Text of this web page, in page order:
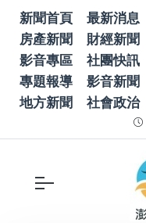
新聞首頁 最新消息
房產新聞
財經新聞
影音專區
社團快訊
專題報導
影音新聞
地方新聞
社會政治